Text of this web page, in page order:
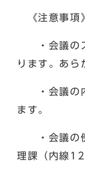
《注意事項
・会議のス
ります。あら
・会議の内
ます。
・会議の傍
理課（内線